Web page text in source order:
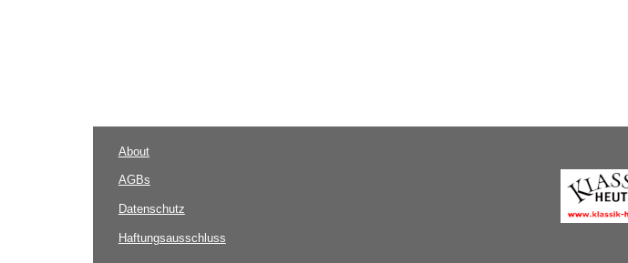
About
AGBs
Datenschutz
Haftungsausschluss